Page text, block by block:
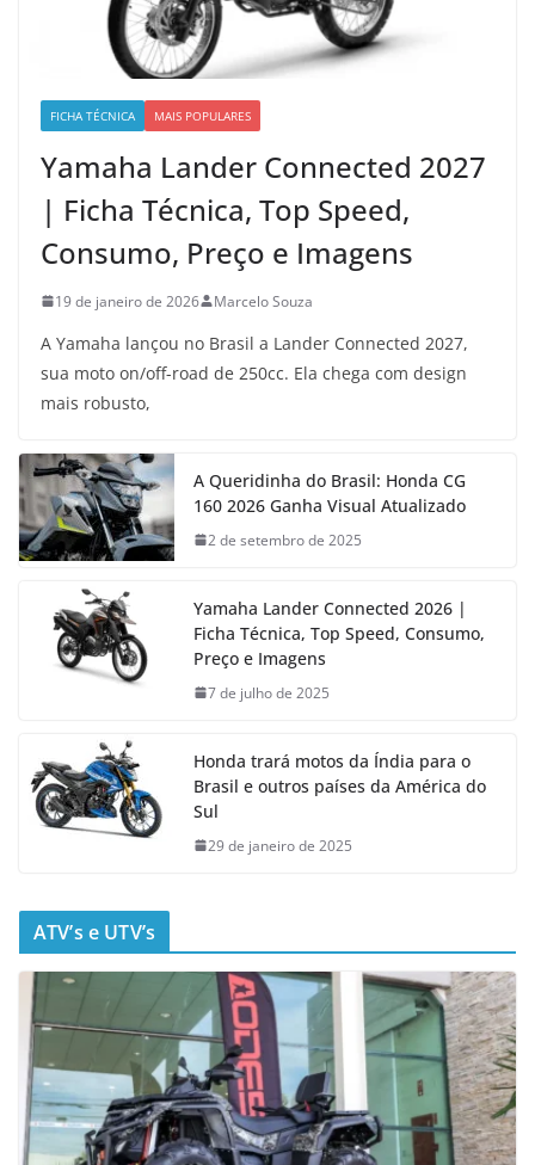
FICHA TÉCNICA MAIS POPULARES
Yamaha Lander Connected 2027
| Ficha Técnica, Top Speed,
Consumo, Preço e Imagens
19 de janeiro de 2026 Marcelo Souza
A Yamaha lançou no Brasil a Lander Connected 2027,
sua moto on/off-road de 250cc. Ela chega com design
mais robusto,
A Queridinha do Brasil: Honda CG
160 2026 Ganha Visual Atualizado
2 de setembro de 2025
Yamaha Lander Connected 2026 |
Ficha Técnica, Top Speed, Consumo,
Preço e Imagens
7 de julho de 2025
Honda trará motos da Índia para o
Brasil e outros países da América do
Sul
29 de janeiro de 2025
ATV’s e UTV’s